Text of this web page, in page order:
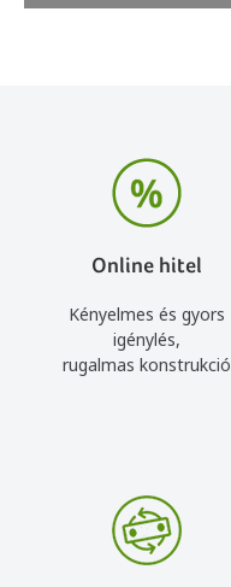
Online hitel
Kényelmes és gyors
igénylés,
rugalmas konstrukció